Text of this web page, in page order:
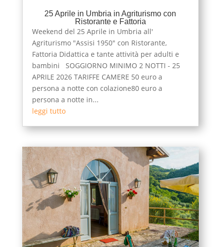
25 Aprile in Umbria in Agriturismo con
Ristorante e Fattoria
Weekend del 25 Aprile in Umbria all'
Agriturismo "Assisi 1950" con Ristorante,
Fattoria Didattica e tante attività per adulti e
bambini SOGGIORNO MINIMO 2 NOTTI - 25
APRILE 2026 TARIFFE CAMERE 50 euro a
persona a notte con colazione80 euro a
persona a notte in...
leggi tutto